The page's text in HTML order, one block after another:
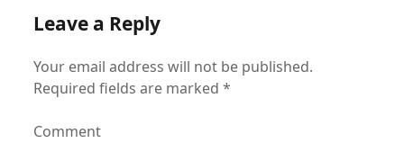
Leave a Reply
Your email address will not be published.
Required fields are marked*
Comment